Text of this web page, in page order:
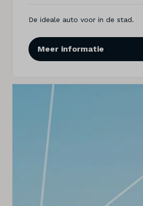
De ideale auto voor in de stad.
Meer informatie